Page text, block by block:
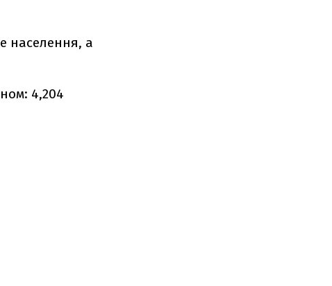
населення, а
4,204